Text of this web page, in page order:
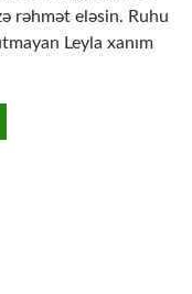
rəhmət eləsin. Ruhu
Leyla xanım